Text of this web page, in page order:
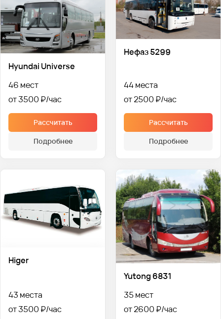
Hyundai Universe
46 мест
от 3500 ₽
Рассчитать
Подробнее
Нефаз 5299
44 места
от 2500 ₽
Рассчитать
Подробнее
Higer
43 места
от 3500 ₽
Yutong 6831
35 мест
от 2600 ₽